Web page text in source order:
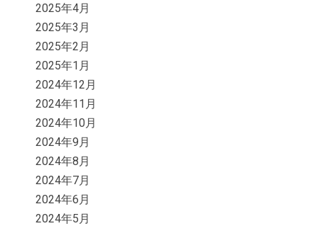
2025年4月
2025年3月
2025年2月
2025年1月
2024年12月
2024年11月
2024年10月
2024年9月
2024年8月
2024年7月
2024年6月
2024年5月